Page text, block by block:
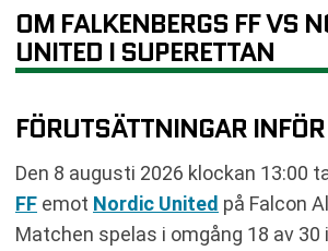
RELATERADE NYHETER
OM FALKENBERGS FF VS
UNITED I SUPERETTAN
FÖRUTSÄTTNINGAR
Den 8 augusti 2026 klockan 13:00
FF emot Nordic United på Falcon
Matchen spelas i omgång 18 av 30 i